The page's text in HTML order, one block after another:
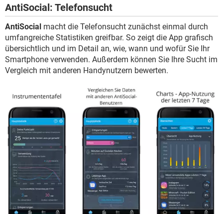
AntiSocial: Telefonsucht
AntiSocial macht die Telefonsucht zunächst einmal durch
umfangreiche Statistiken greifbar. So zeigt die App grafisch
übersichtlich und im Detail an, wie, wann und wofür Sie Ihr
Smartphone verwenden. Außerdem können Sie Ihre Sucht im
Vergleich mit anderen Handynutzern bewerten.